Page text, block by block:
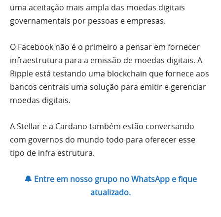
uma aceitação mais ampla das moedas digitais
governamentais por pessoas e empresas.
O Facebook não é o primeiro a pensar em fornecer
infraestrutura para a emissão de moedas digitais. A
Ripple está testando uma blockchain que fornece aos
bancos centrais uma solução para emitir e gerenciar
moedas digitais.
A Stellar e a Cardano também estão conversando
com governos do mundo todo para oferecer esse
tipo de infra estrutura.
🔔 Entre em nosso grupo no WhatsApp e fique
atualizado.